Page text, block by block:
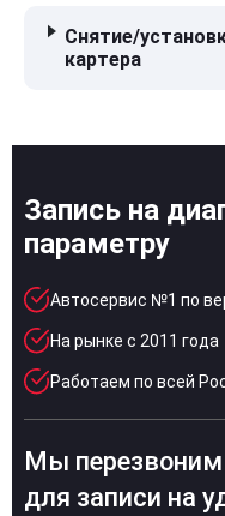
Снятие/
картера
Запись на
параметру
Автосервис №1 по
На рынке с 2011 года
Работаем по всей
Мы перезвоним
для записи на